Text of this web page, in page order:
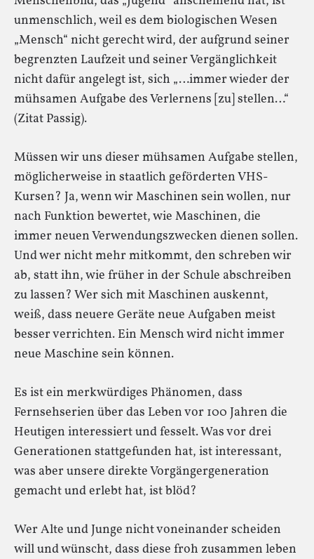
unmenschlich, weil es dem biologischen Wesen
„Mensch“ nicht gerecht wird, der aufgrund seiner
begrenzten Laufzeit und seiner Vergänglichkeit
nicht dafür angelegt ist, sich „…immer wieder der
mühsamen Aufgabe des Verlernens [zu] stellen…“
(Zitat Passig).
Müssen wir uns dieser mühsamen Aufgabe stellen,
möglicherweise in staatlich geförderten VHS-
Kursen? Ja, wenn wir Maschinen sein wollen, nur
nach Funktion bewertet, wie Maschinen, die
immer neuen Verwendungszwecken dienen sollen.
Und wer nicht mehr mitkommt, den schreben wir
ab, statt ihn, wie früher in der Schule abschreiben
zu lassen? Wer sich mit Maschinen auskennt,
weiß, dass neuere Geräte neue Aufgaben meist
besser verrichten. Ein Mensch wird nicht immer
neue Maschine sein können.
Es ist ein merkwürdiges Phänomen, dass
Fernsehserien über das Leben vor 100 Jahren die
Heutigen interessiert und fesselt. Was vor drei
Generationen stattgefunden hat, ist interessant,
was aber unsere direkte Vorgängergeneration
gemacht und erlebt hat, ist blöd?
Wer Alte und Junge nicht voneinander scheiden
will und wünscht, dass diese froh zusammen leben